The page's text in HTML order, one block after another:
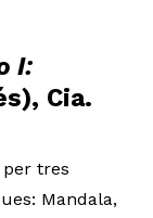
I:
Cia.
tres
Mandala,